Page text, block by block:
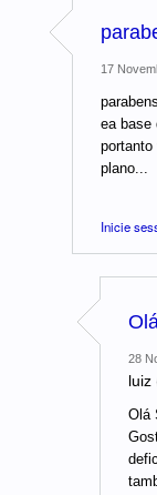
17
ea base
portanto
plano...
Inicie
28
luiz
Olá